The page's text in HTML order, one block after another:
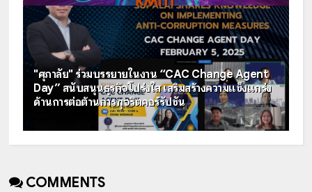
"ศุภาลัย" ร่วมบรรยายในงาน “CAC Change Agent
Day” สนับสนุนธุรกิจโปร่งใส เสริมสร้างความแข็งแกร่ง
ด้านการต่อต้านการทุจริตคอร์รัปชัน
COMMENTS